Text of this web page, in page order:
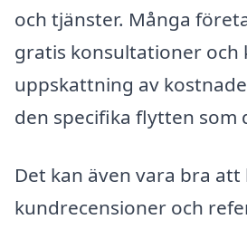
och tjänster. Många
gratis konsultationer och
uppskattning av
den specifika flytten som
Det kan även vara bra att
kundrecensioner och